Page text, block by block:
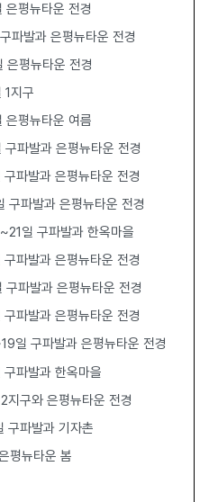
평뉴타운 전경
파발과 은평뉴타운 전경
평뉴타운 전경
지구
평뉴타운 여름
파발과 은평뉴타운 전경
파발과 은평뉴타운 전경
구파발과 은평뉴타운 전경
일 구파발과 한옥마을
파발과 은평뉴타운 전경
파발과 은평뉴타운 전경
파발과 은평뉴타운 전경
일 구파발과 은평뉴타운 전경
파발과 한옥마을
구와 은평뉴타운 전경
파발과 기자촌
평뉴타운 봄